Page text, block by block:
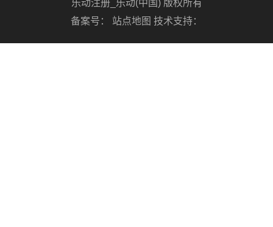
乐动注册_乐动(中国) 版权所有
备案号： 站点地图 技术支持：